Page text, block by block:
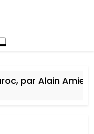
par Alain Amiel